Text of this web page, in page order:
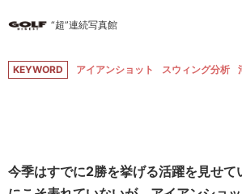
“超”連続写真館
KEYWORD アイアンショット スウィング分析
今季はすでに2勝を挙げる活躍を見せて